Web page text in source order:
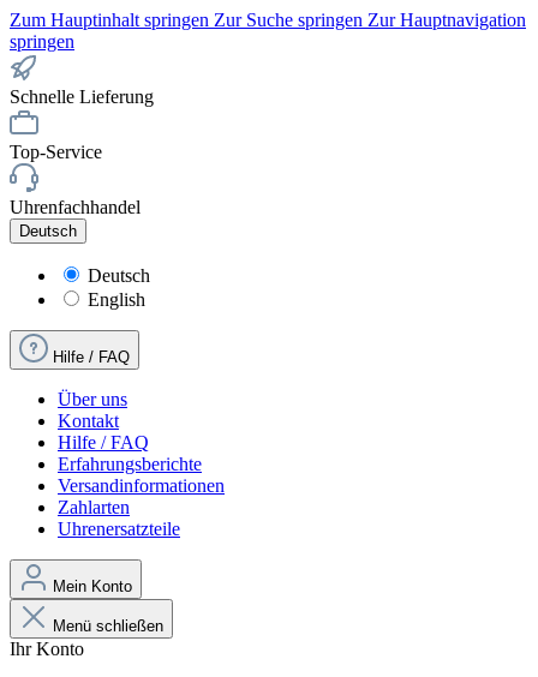
Zum Hauptinhalt springen Zur Suche springen Zur Hauptnavigation
springen
Schnelle Lieferung
Top-Service
Uhrenfachhandel
Deutsch
Deutsch
English
Hilfe / FAQ
Über uns
Kontakt
Hilfe / FAQ
Erfahrungsberichte
Versandinformationen
Zahlarten
Uhrenersatzteile
Mein Konto
Menü schließen
Ihr Konto